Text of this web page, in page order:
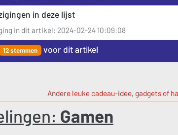
in deze lijst
in dit artikel: 2024-02-24 10:09:08
12 stemmen voor dit artikel
Andere leuke cadeau-idee, gadgets of
Gamen